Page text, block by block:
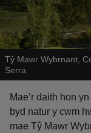
Tŷ Mawr Wybrnant,
Serra
Mae’r daith hon
byd natur y cwm
mae Tŷ Mawr